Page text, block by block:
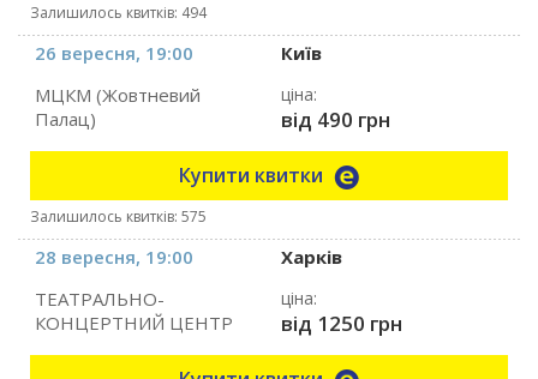
Залишилось квитків: 494
26 вересня, 19:00
Київ
МЦКМ (Жовтневий
Палац)
ціна:
від 490 грн
Купити квитки
Залишилось квитків: 575
28 вересня, 19:00
Харків
ТЕАТРАЛЬНО-
КОНЦЕРТНИЙ ЦЕНТР
ціна:
від 1250 грн